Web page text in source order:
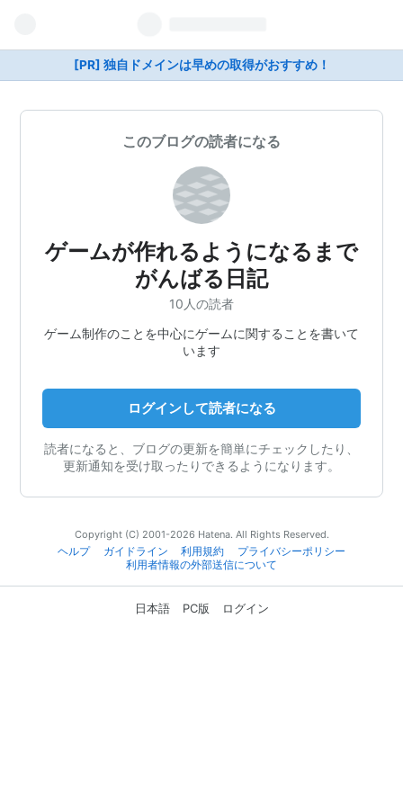
[PR] 独自ドメインは早めの取得がおすすめ！
このブログの読者になる
ゲームが作れるようになるまで
がんばる日記
10人の読者
ゲーム制作のことを中心にゲームに関することを書いて
います
ログインして読者になる
読者になると、ブログの更新を簡単にチェックしたり、
更新通知を受け取ったりできるようになります。
Copyright (C) 2001-2026 Hatena. All Rights Reserved.
ヘルプ
ガイドライン 利用規約
プライバシーポリシー
利用者情報の外部送信について
日本語 PC版 ログイン